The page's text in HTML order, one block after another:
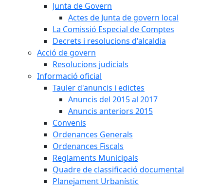
Junta de Govern
Actes de Junta de govern local
La Comissió Especial de Comptes
Decrets i resolucions d'alcaldia
Acció de govern
Resolucions judicials
Informació oficial
Tauler d'anuncis i edictes
Anuncis del 2015 al 2017
Anuncis anteriors 2015
Convenis
Ordenances Generals
Ordenances Fiscals
Reglaments Municipals
Quadre de classificació documental
Planejament Urbanístic